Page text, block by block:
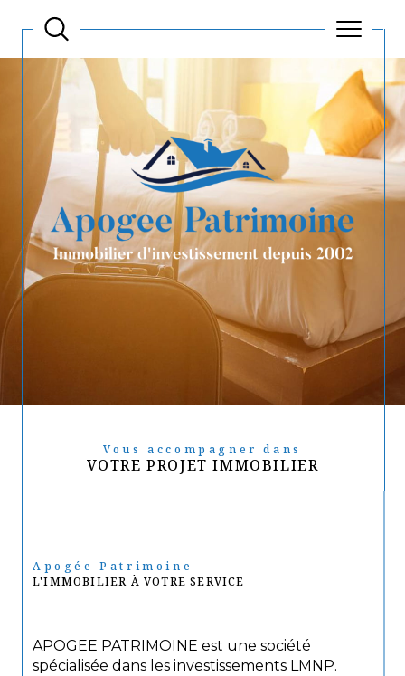
Vous accompagner dans
VOTRE PROJET IMMOBILIER
Apogée Patrimoine
L'IMMOBILIER À VOTRE SERVICE
APOGEE PATRIMOINE est une société
spécialisée dans les investissements LMNP.